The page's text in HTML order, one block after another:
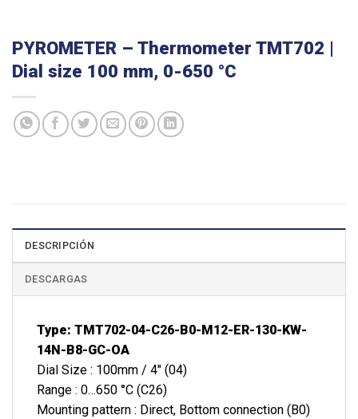
PYROMETER – Thermometer TMT702 |
Dial size 100 mm, 0-650 °C
DESCRIPCIÓN
DESCARGAS
Type: TMT702-04-C26-B0-M12-ER-130-KW-
14N-B8-GC-OA
Dial Size : 100mm / 4″ (04)
Range : 0…650 °C (C26)
Mounting pattern : Direct, Bottom connection (B0)